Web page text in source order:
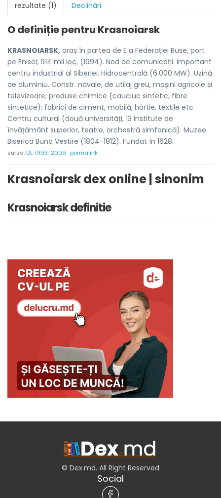
rezultate (1) Declinări
O definiție pentru Krasnoiarsk
KRASNOIARSK, oraș în partea de E a Federației Ruse, port
pe Enisei; 914 mii loc. (1994). Nod de comunicații. Important
centru industrial al Siberiei. Hidrocentrală (6.000 MW). Uzină
de aluminiu. Constr. navale, de utilaj greu, mașini agricole și
televizoare; produse chimice (cauciuc sintetic, fibre
sintetice); fabrici de ciment, mobilă, hârtie, textile etc.
Centru cultural (două universități, 13 institute de
învățământ superior, teatre, orchestră simfonică). Muzee.
Biserica Buna Vestire (1804-1812). Fundat în 1628.
sursa:DE 1993-2009 permalink
Krasnoiarsk dex online | sinonim
Krasnoiarsk definitie
© Dex.md. All Right Reserved
Social